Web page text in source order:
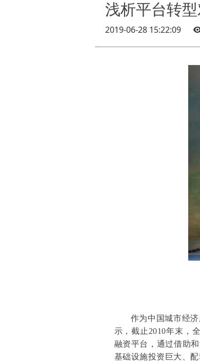
浅析平台转
2019-06-28 15:22:09
作为中国城市经
示，截止2010年末，
融资平台，通过借助
基础设施投资巨大、